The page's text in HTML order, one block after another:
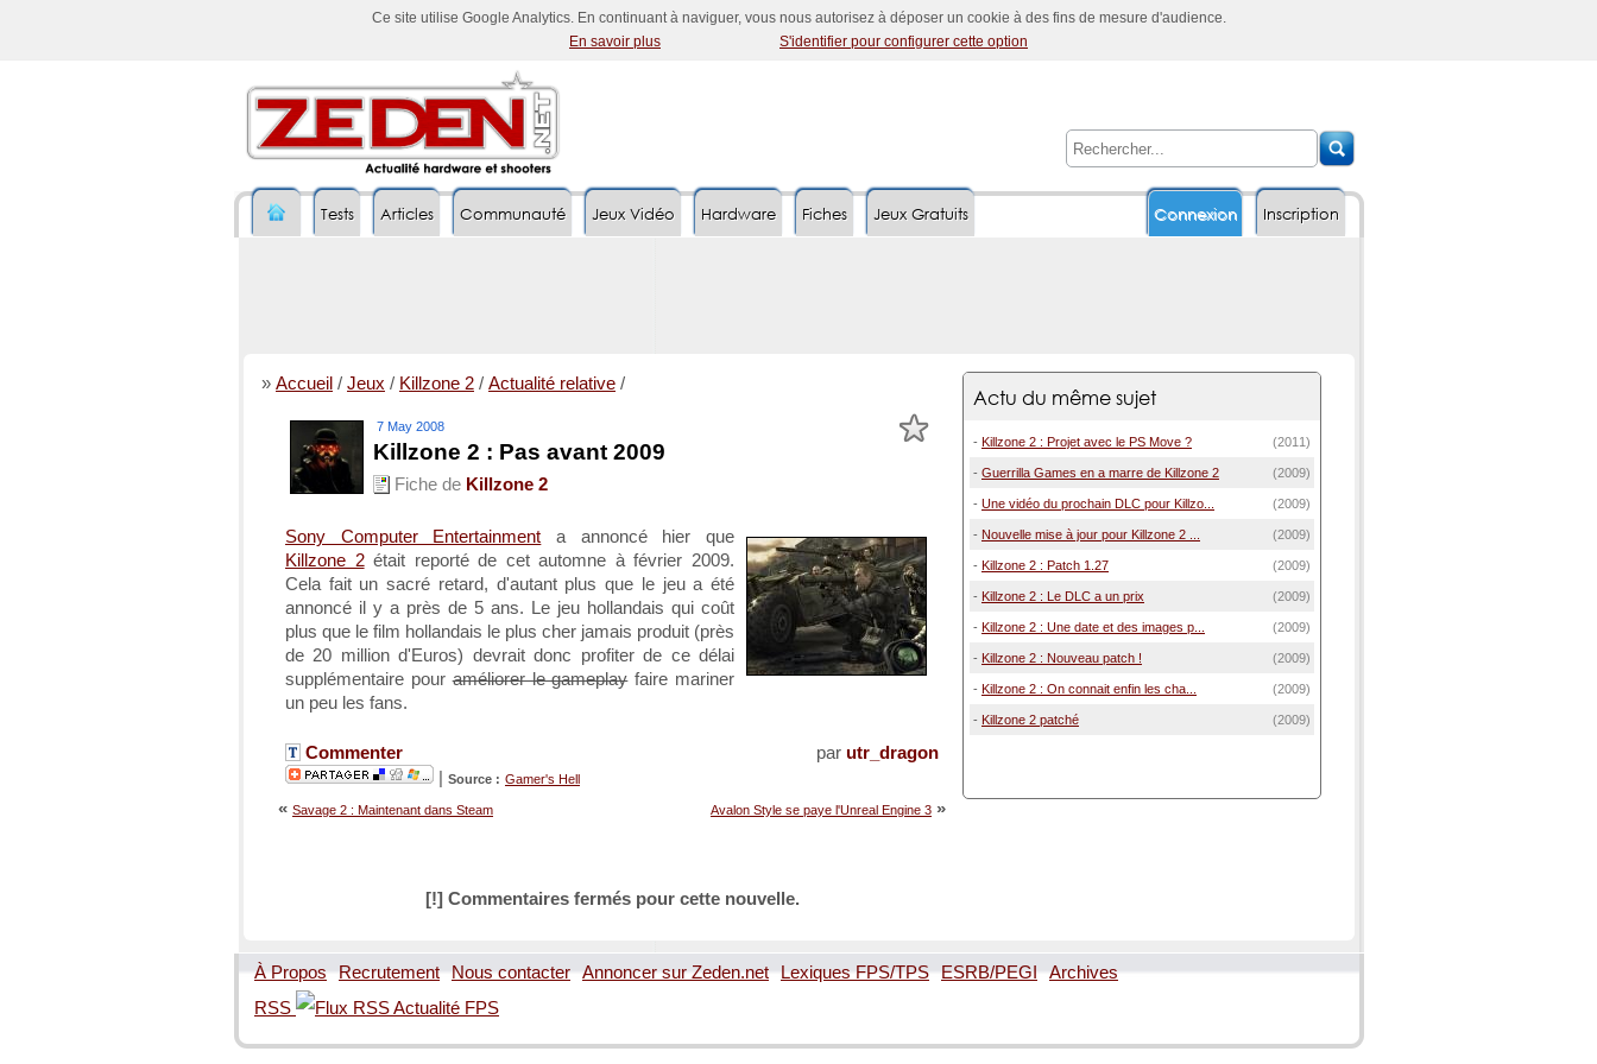
Ce site utilise Google Analytics. En continuant à naviguer, vous nous autorisez à déposer un cookie à des fins de mesure d'audience.
En savoir plus
S'identifier pour configurer cette option
Inscription
Tests Articles Communauté Jeux Vidéo Hardware Fiches Connexion
Jeux Gratuits
» Accueil / Jeux / Killzone 2 / Actualité relative /
7 May 2008
Killzone 2 : Pas avant 2009
Fiche de Killzone 2
Sony Computer Entertainment a annoncé hier que
Killzone 2était reporté de cet automne à février 2009.
Cela fait un sacré retard, d'autant plus que le jeu a été
annoncé il y a près de 5 ans. Le jeu hollandais qui coût
plus que le film hollandais le plus cher jamais produit (près
de 20 million d'Euros) devrait donc profiter de ce délai
supplémentaire pouraméliorer le gameplayfaire mariner
un peu les fans.
par utr_dragon
Commenter
Source : Gamer's Hell
Avalon Style se paye l'Unreal Engine 3 »
« Savage 2 : Maintenant dans Steam
[!] Commentaires fermés pour cette nouvelle.
Actu du même sujet
- Killzone 2 : Projet avec le PS Move ? (2011)
- Guerrilla Games en a marre de Killzone 2 (2009)
- Une vidéo du prochain DLC pour Killzo... (2009)
- Nouvelle mise à jour pour Killzone 2 ... (2009)
- Killzone 2 : Patch 1.27 (2009)
- Killzone 2 : Le DLC a un prix (2009)
- Killzone 2 : Une date et des images p... (2009)
- Killzone 2 : Nouveau patch ! (2009)
- Killzone 2 : On connait enfin les cha... (2009)
- Killzone 2 patché (2009)
À Propos Recrutement Nous contacter Annoncer sur Zeden.net Lexiques FPS/TPS ESRB/PEGI
Archives
RSS